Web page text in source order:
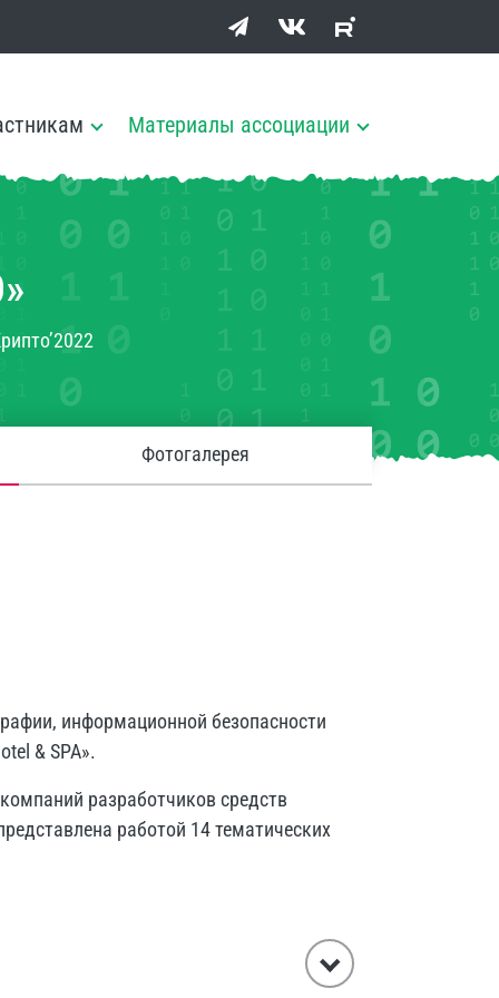
Материалы ассоциации
Фотогалерея
информационной безопасности
& SPA».
разработчиков средств
работой 14 тематических